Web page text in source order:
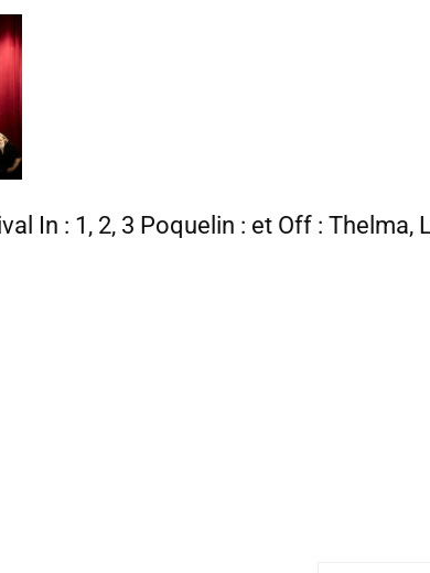
In : 1, 2, 3 Poquelin : et Off : Thelma,